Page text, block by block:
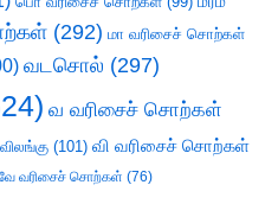
(292) மா வரிசைச் சொற்கள்
வடசொல் (297)
வ வரிசைச் சொற்கள்
விலங்கு (101) வி வரிசைச் சொற்கள்
வரிசைச் சொற்கள் (76)